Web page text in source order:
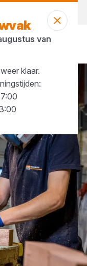
van
klaar.